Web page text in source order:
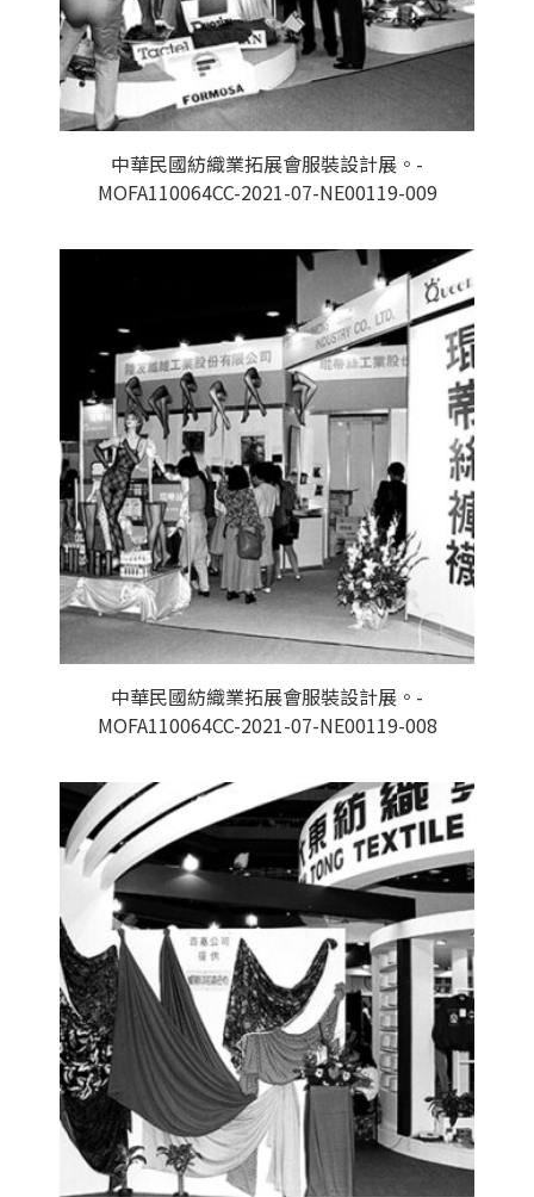
中華民國紡織業拓展會服裝設計展。-
MOFA110064CC-2021-07-NE00119-009
中華民國紡織業拓展會服裝設計展。-
MOFA110064CC-2021-07-NE00119-008